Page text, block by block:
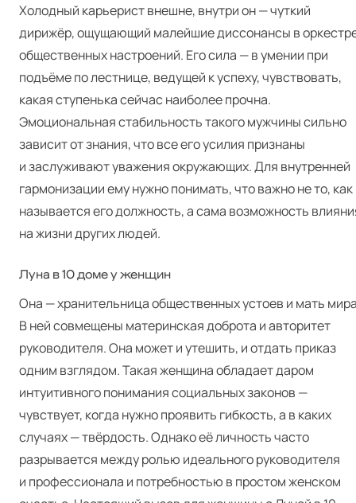
Холодный карьерист внешне, внутри он — чуткий
дирижёр, ощущающий малейшие диссонансы в
общественных настроений. Его сила — в умении при
подъёме по лестнице, ведущей к успеху, чувствовать,
какая ступенька сейчас наиболее прочна.
Эмоциональная стабильность такого мужчины сильно
зависит от знания, что все его усилия признаны
и заслуживают уважения окружающих. Для внутренней
гармонизации ему нужно понимать, что важно не то, как
называется его должность, а сама возможность
на жизни других людей.
Луна в 10 доме у женщин
Она — хранительница общественных устоев и мать
В ней совмещены материнская доброта и авторитет
руководителя. Она может и утешить, и отдать приказ
одним взглядом. Такая женщина обладает даром
интуитивного понимания социальных законов —
чувствует, когда нужно проявить гибкость, а в каких
случаях — твёрдость. Однако её личность часто
разрывается между ролью идеального руководителя
и профессионала и потребностью в простом женском